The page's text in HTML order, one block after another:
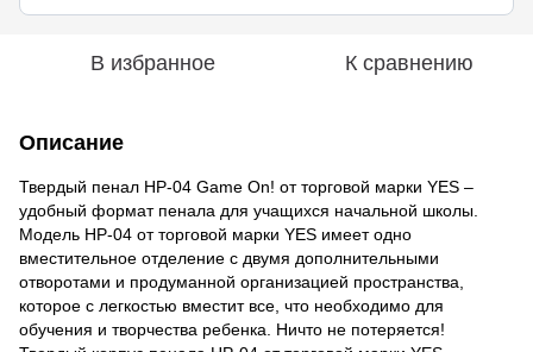
В избранное К сравнению
Описание
Твердый пенал HP-04 Game On! от торговой марки YES –
удобный формат пенала для учащихся начальной школы.
Модель HP-04 от торговой марки YES имеет одно
вместительное отделение с двумя дополнительными
отворотами и продуманной организацией пространства,
которое с легкостью вместит все, что необходимо для
обучения и творчества ребенка. Ничто не потеряется!